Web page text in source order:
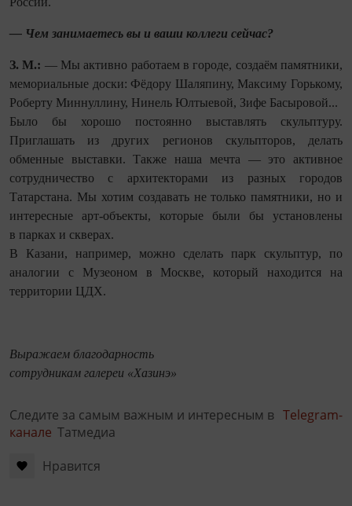
— Чем занимаетесь вы и ваши коллеги сейчас?
З. М.: — Мы активно работаем в городе, создаём памятники,
мемориальные доски: Фёдору Шаляпину, Максиму Горькому,
Роберту Миннуллину, Нинель Юлтыевой, Зифе Басыровой...
Было бы хорошо постоянно выставлять скульптуру.
Приглашать из других регионов скульпторов, делать
обменные выставки. Также наша мечта — это активное
сотрудничество с архитекторами из разных городов
Татарстана. Мы хотим создавать не только памятники, но и
интересные арт-объекты, которые были бы установлены
в парках и скверах.
В Казани, например, можно сделать парк скульптур, по
аналогии с Музеоном в Москве, который находится на
территории ЦДХ.
Выражаем благодарность
сотрудникам галереи «Хазинэ»
Следите за самым важным и интересным в Telegram-
канале Татмедиа
Нравится